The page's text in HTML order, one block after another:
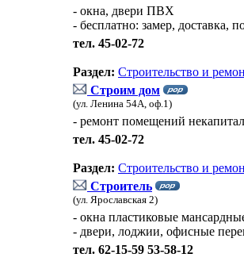
- окна, двери ПВХ
- бесплатно: замер, доставка,
тел. 45-02-72
Раздел: Строительство и
Строим дом
(ул. Ленина 54А, оф.1)
- ремонт помещений
тел. 45-02-72
Раздел: Строительство и
Строитель
(ул. Ярославская 2)
- окна пластиковые
- двери, лоджии, офисные
тел. 62-15-59 53-58-12